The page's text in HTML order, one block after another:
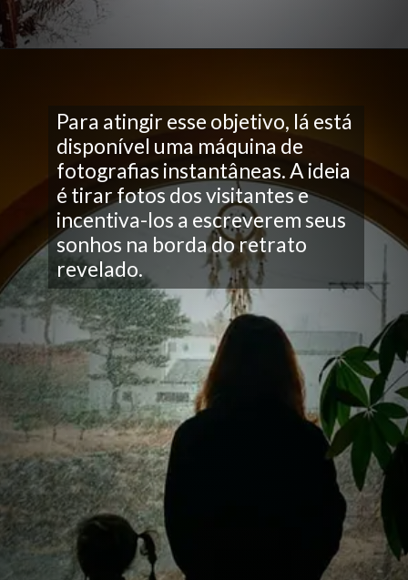
Para atingir esse objetivo, lá está
disponível uma máquina de
fotografias instantâneas. A ideia
é tirar fotos dos visitantes e
incentiva-los a escreverem seus
sonhos na borda do retrato
revelado.